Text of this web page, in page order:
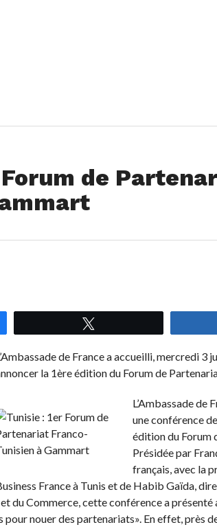
de
de France a accueilli, mercredi 3
la 1ère édition du Forum de
L’Ambassade de
une conférence
édition du Forum
Présidée par
français, avec la
France à Tunis et de Habib Gaïda,
du Commerce, cette conférence a présenté
pour nouer des partenariats». En effet, près